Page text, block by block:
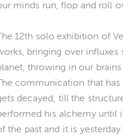
minds run, flop and roll
The 12th solo exhibition of
bringing over
throwing in our
The communication that
decayed, till the
his alchemy until
the past and it is